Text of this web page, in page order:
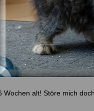
Wochen alt! Störe mich